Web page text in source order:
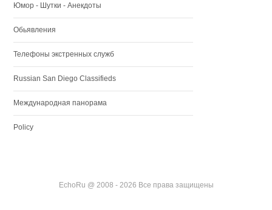
Юмор - Шутки - Анекдоты
Обьявления
Телефоны экстренных служб
Russian San Diego Classifieds
Международная панорама
Policy
EchoRu @ 2008 - 2026 Все права защищены